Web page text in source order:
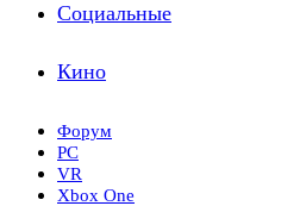
Социальные
Кино
Форум
PC
VR
Xbox One